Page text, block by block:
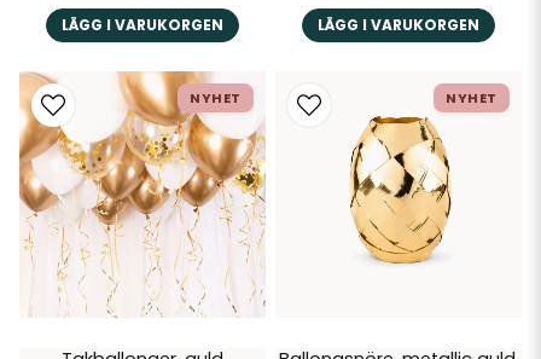
LÄGG I VARUKORGEN LÄGG I VARUKORGEN
NYHET NYHET